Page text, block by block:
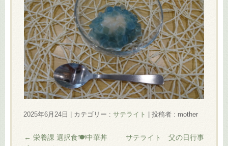
2025年6月24日 カテゴリー : サテライト 投稿者 : mother
← 栄養課 選択食🍽️中華丼
サテライト 父の日行事